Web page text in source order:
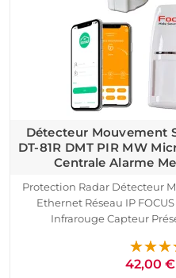
Détecteur Mouvement
DT-81R DMT PIR MW
Centrale Alarme
Protection Radar Détecteur
Ethernet Réseau IP
Infrarouge Capteur
Pyroélectrique Relais
42,00 €